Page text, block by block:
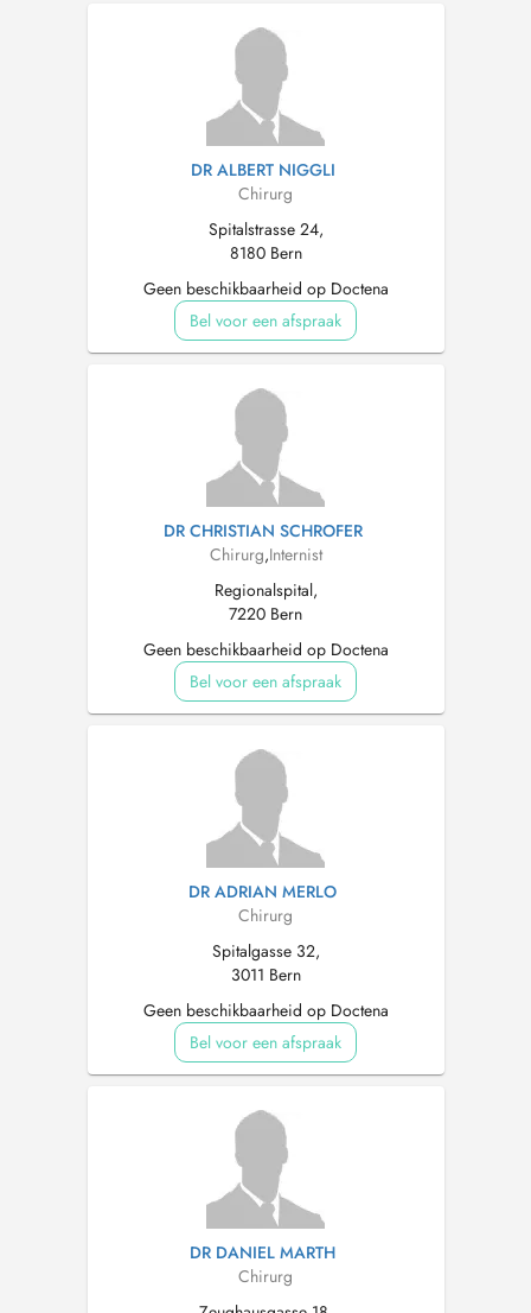
DR ALBERT NIGGLI
Chirurg
Spitalstrasse 24,
8180 Bern
Geen beschikbaarheid op Doctena
Bel voor een afspraak
DR CHRISTIAN SCHROFER
Chirurg,Internist
Regionalspital,
7220 Bern
Geen beschikbaarheid op Doctena
Bel voor een afspraak
DR ADRIAN MERLO
Chirurg
Spitalgasse 32,
3011 Bern
Geen beschikbaarheid op Doctena
Bel voor een afspraak
DR DANIEL MARTH
Chirurg